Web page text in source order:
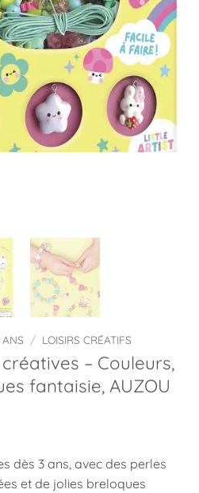
/ LOISIRS CRÉATIFS
– Couleurs,
fantaisie, AUZOU
dès 3 ans, avec des perles
et de jolies breloques